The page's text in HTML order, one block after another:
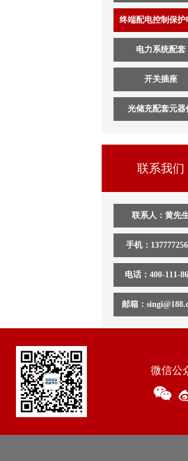
终端配电控制保护
电力系统配套
开关插座
光储充配套元器
联系我们
联系人：黄先
手机：
电话：400-111-
邮箱：
微信公